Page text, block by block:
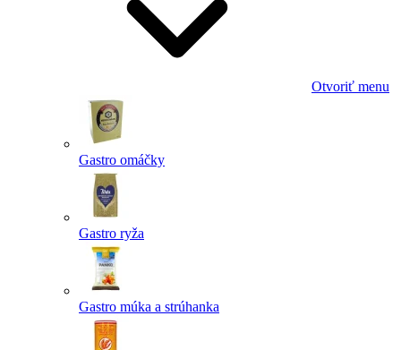
Otvoriť menu
Gastro omáčky
Gastro ryža
Gastro múka a strúhanka